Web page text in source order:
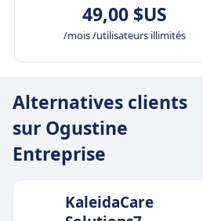
49,00 $US
/mois /utilisateurs illimités
Alternatives clients
sur Ogustine
Entreprise
KaleidaCare